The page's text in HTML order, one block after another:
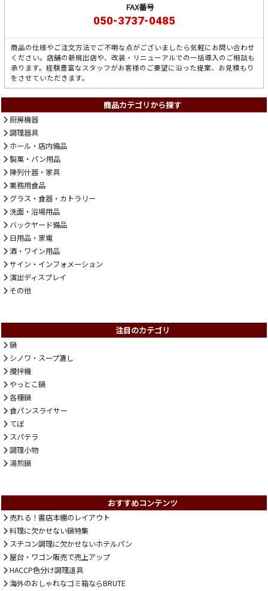
FAX番号
050-3737-0485
商品の仕様やご注文方法でご不明な点がございましたら気軽にお問い合わせ
ください。店舗の新規出店や、改装・リニューアルでの一括導入のご相談も
承ります。経験豊富なスタッフがお客様のご要望に沿った提案、お見積もり
をさせていただきます。
商品カテゴリから探す
厨房機器
調理器具
ホール・店内備品
製菓・パン用品
陳列什器・家具
業務用食品
グラス・食器・カトラリー
洗面・浴場用品
バックヤード備品
日用品・家電
酒・ワイン用品
サイン・インフォメーション
演出ディスプレイ
その他
注目のカテゴリ
鍋
シノワ・スープ漉し
攪拌機
やっとこ鍋
各種鍋
食パンスライサー
てぼ
スパテラ
調理小物
湯煎鍋
おすすめコンテンツ
売れる！書店本棚のレイアウト
料理に欠かせない鍋特集
スチコン調理に欠かせないホテルパン
屋台・ワゴン販売で売上アップ
HACCP色分け調理道具
海外のおしゃれなゴミ箱ならBRUTE